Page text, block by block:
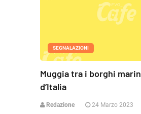
SEGNALAZIONI
Muggia tra i borghi
d’Italia
Redazione 24 Marzo 2023